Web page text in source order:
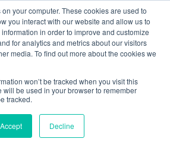
your computer. These cookies are used to
you interact with our website and allow us to
in order to improve and customize
for analytics and metrics about our visitors
media. To find out more about the cookies we
won’t be tracked when you visit this
will be used in your browser to remember
tracked.
Accept Decline
預約